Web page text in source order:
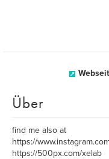
Über
find me also at
https://
https://500px.com/xelab